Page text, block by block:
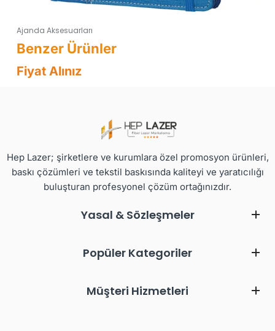
Ajanda Aksesuarları
Fiyat Alınız
Hep Lazer; şirketlere ve kurumlara özel promosyon ürünleri,
baskı çözümleri ve tekstil baskısında kaliteyi ve yaratıcılığı
buluşturan profesyonel çözüm ortağınızdır.
Yasal & Sözleşmeler
Popüler Kategoriler
Müşteri Hizmetleri